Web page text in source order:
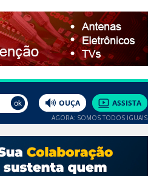
AGORA: SOMOS TODOS IGUAIS